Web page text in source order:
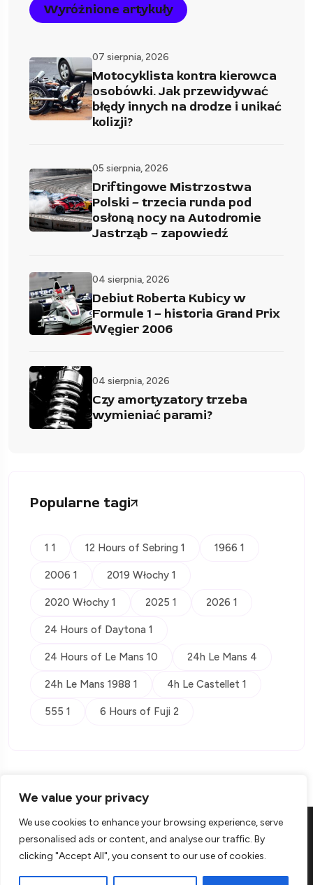
We value your privacy
We use cookies to enhance your browsing experience, serve
personalised ads or content, and analyse our traffic. By
clicking "Accept All", you consent to our use of cookies.
Wyróżnione artykuły
07 sierpnia, 2026
Motocyklista kontra kierowca
osobówki. Jak przewidywać
błędy innych na drodze i unikać
kolizji?
05 sierpnia, 2026
Driftingowe Mistrzostwa
Polski – trzecia runda pod
osłoną nocy na Autodromie
Jastrząb – zapowiedź
04 sierpnia, 2026
Debiut Roberta Kubicy w
Formule 1 – historia Grand Prix
Węgier 2006
04 sierpnia, 2026
Czy amortyzatory trzeba
wymieniać parami?
Popularne tagi
1 1 12 Hours of Sebring 1 1966 1
2006 1 2019 Włochy 1
2020 Włochy 1 2025 1 2026 1
24 Hours of Daytona 1
24 Hours of Le Mans 10 24h Le Mans 4
24h Le Mans 1988 1 4h Le Castellet 1
555 1 6 Hours of Fuji 2